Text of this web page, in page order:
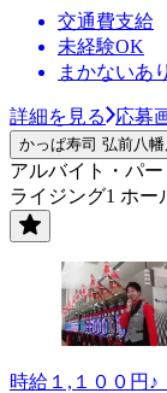
交通費支給
未経験OK
まかないあり
詳細を見る 応募
かっぱ寿司 弘前八
アルバイト・パー
ライジング1 ホー
時給１,１００円